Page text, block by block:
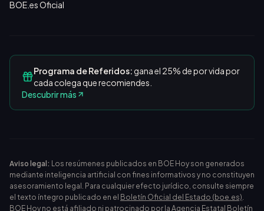
BOE.es Oficial
Programa de Referidos:gana el 25% de por vida por
cada colega que recomiendes.
Descubrir más
Aviso legal: Los resúmenes publicados en BOE Hoy son generados
mediante inteligencia artificial con fines informativos y no constituyen
asesoramiento legal. Para cualquier efecto jurídico, consulte siempre
el texto íntegro publicado en el Boletín Oficial del Estado (boe.es).
BOE Hoy no está afiliado ni patrocinado por la Agencia Estatal Boletín